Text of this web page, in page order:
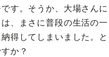
す。そうか、大場さんに
、まさに普段の生活の一
得してしまいました。と
か？